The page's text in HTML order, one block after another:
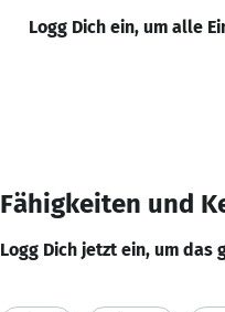
Logg Dich ein, um alle
Fähigkeiten und
Logg Dich jetzt ein, um das